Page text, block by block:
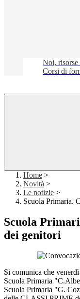
Noi, risorse
Corsi di
Home >
Novità >
Le notizie >
Scuola Primaria.
Scuola
dei genitori
Si comunica che
Scuola Primaria
Scuola Primaria "G.